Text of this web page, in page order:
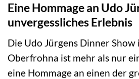
Eine Hommage an Udo
unvergessliches Erlebnis
Die Udo Jürgens Dinner Show
Oberfrohna ist mehr als nur
eine Hommage an einen der